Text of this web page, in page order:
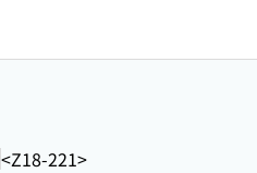
<Z18-221>